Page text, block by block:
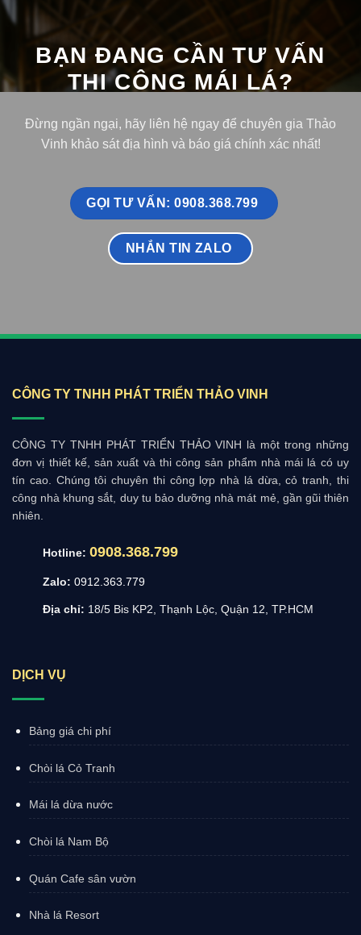
BẠN ĐANG CẦN TƯ VẤN
THI CÔNG MÁI LÁ?
Đừng ngần ngại, hãy liên hệ ngay để chuyên gia Thảo
Vinh khảo sát địa hình và báo giá chính xác nhất!
GỌI TƯ VẤN: 0908.368.799
NHẮN TIN ZALO
CÔNG TY TNHH PHÁT TRIỂN THẢO VINH
CÔNG TY TNHH PHÁT TRIỂN THẢO VINH là một trong những
đơn vị thiết kế, sản xuất và thi công sản phẩm nhà mái lá có uy
tín cao. Chúng tôi chuyên thi công lợp nhà lá dừa, cỏ tranh, thi
công nhà khung sắt, duy tu bảo dưỡng nhà mát mẻ, gần gũi thiên
nhiên.
Hotline: 0908.368.799
Zalo: 0912.363.779
Địa chỉ: 18/5 Bis KP2, Thạnh Lộc, Quận 12, TP.HCM
DỊCH VỤ
Bảng giá chi phí
Chòi lá Cỏ Tranh
Mái lá dừa nước
Chòi lá Nam Bộ
Quán Cafe sân vườn
Nhà lá Resort